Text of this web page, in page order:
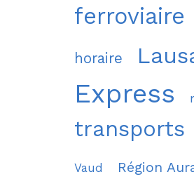
ferroviaire
horaire
Express
transports
Vaud Région